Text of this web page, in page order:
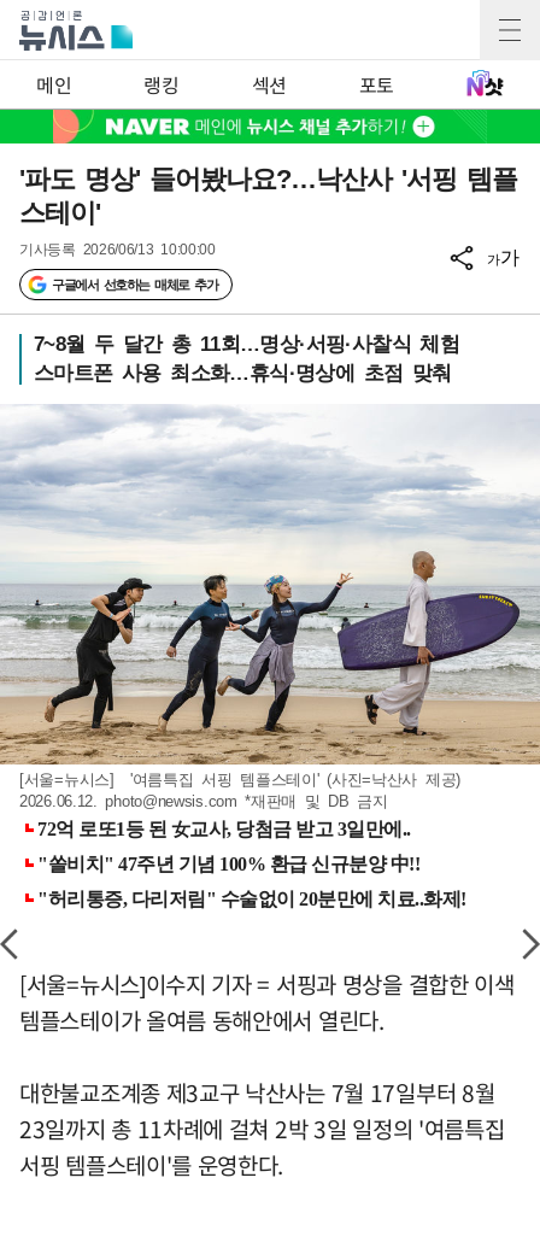
메인 랭킹 섹션 포토
'파도 명상' 들어봤나요?…낙산사 '서핑 템플
스테이'
기사등록 2026/06/13 10:00:00
구글에서 선호하는 매체로 추가
가가
7~8월 두 달간 총 11회…명상·서핑·사찰식 체험
스마트폰 사용 최소화…휴식·명상에 초점 맞춰
[서울=뉴시스] '여름특집 서핑 템플스테이' (사진=낙산사 제공)
2026.06.12.photo@newsis.com *재판매 및 DB 금지
[서울=뉴시스]이수지 기자 = 서핑과 명상을 결합한 이색
템플스테이가 올여름 동해안에서 열린다.
대한불교조계종 제3교구 낙산사는 7월 17일부터 8월
23일까지 총 11차례에 걸쳐 2박 3일 일정의 '여름특집
서핑 템플스테이'를 운영한다.